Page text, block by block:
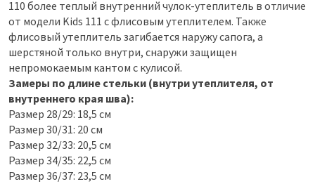
110 более теплый внутренний чулок-утеплитель в отличие
от модели Kids 111 c флисовым утеплителем. Также
флисовый утеплитель загибается наружу сапога, а
шерстяной только внутри, снаружи защищен
непромокаемым кантом с кулисой.
Замеры по длине стельки (внутри утеплителя, от
внутреннего края шва):
Размер 28/29: 18,5 см
Размер 30/31: 20 см
Размер 32/33: 20,5 см
Размер 34/35: 22,5 см
Размер 36/37: 23,5 см